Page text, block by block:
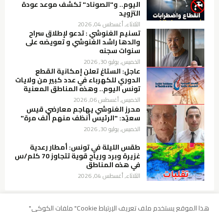
اليوم.. و"الصوناد" تكشف موعد عودة
التزويد
الثلاثاء, أغسطس 04, 2026
تسنيم الغنوشي : تدعو لإطلاق سراح
والدها راشد الغنوشي و تعويضه على
سنوات سجنه
الخميس, يوليو 30, 2026
عاجل: الستاغ تعلن إمكانية القطع
الدوري للكهرباء في عدد كبير من ولايات
تونس اليوم.. وهذه المناطق المعنية
الخميس, أغسطس 06, 2026
محرز الغنوشي يهاجم معارضي قيس
سعيّد: "الرئيس أنظف منهم ألف مرة"
الخميس, يوليو 30, 2026
طقس الليلة في تونس: أمطار رعدية
غزيرة وبرد ورياح قوية تتجاوز 70 كلم/س
في هذه المناطق
الثلاثاء, أغسطس 04, 2026
هذا الموقع يستخدم ملف تعريف الإرتباط Cookie" ملفات الكوكي"